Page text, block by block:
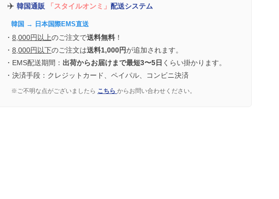
✈️ 韓国通販 「スタイルオンミ」 配送システム
韓国 → 日本国際EMS直送
・ 8,000円以上のご注文で送料無料 ！
・ 8,000円以下のご注文は送料1,000円が追加されます。
・EMS配送期間： 出荷からお届けまで最短3〜5日 くらい掛かります。
・決済手段：クレジットカード、ペイパル、コンビニ決済
※ご不明な点がございましたら こちら からお問い合わせください。